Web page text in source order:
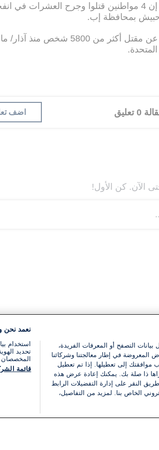
كما قالت مصادر إعلامية إن 4 مواطنين قتلوا وجرح
بمحافظة إب.
وقد أسفرت حرب اليمن عن مقتل أكثر
المتحدة.
تعليق اضف
الآن. كن الأول!
بيانات التصفح أو المعرفات الفريدة،
المعروضة في إطار معالجتنا وشركائنا
إلى تعطيلها. إذا تم تعطيل
تراها ذا صلة بك. يمكنك إعادة عرض هذه
النقر على إدارة التفضيلات الرابط
الخاص بنا. لمزيد من التفاصيل،
نعمد نحن
استخدام
تحديد
المخصصان
قائمة